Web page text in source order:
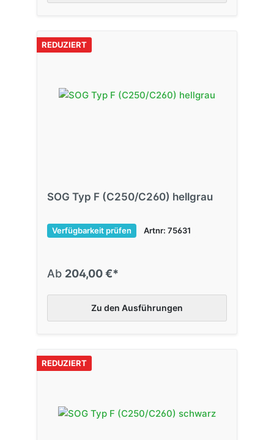
REDUZIERT
SOG Typ F (C250/C260) hellgrau
Verfügbarkeit prüfen Artnr: 75631
Ab 204,00 €*
Zu den Ausführungen
REDUZIERT